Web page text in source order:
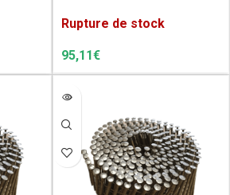
Rupture de stock
95,11€